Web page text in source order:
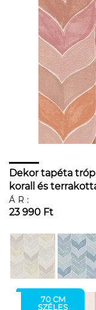
Dekor tapéta
korall és
ÁR:
23 990 Ft
70 CM
SZÉLES